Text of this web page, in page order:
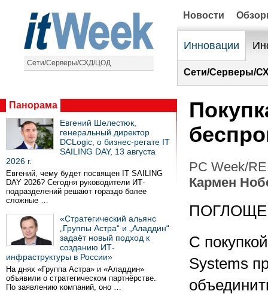
Сети/Серверы/СХД/ЦОД
Новости
Инновации
Сети/Серверы/
Панорама
Евгений Шелестюк,
генеральный директор
DCLogic, о бизнес-регате IT
SAILING DAY, 13 августа
2026 г.
Евгений, чему будет посвящен IT SAILING
DAY 2026? Сегодня руководители ИТ-
подразделений решают гораздо более
сложные …
«Стратегический альянс
„Группы Астра“ и „Аладдин“
задаёт новый подход к
созданию ИТ-
инфраструктуры в России»
На днях «Группа Астра» и «Аладдин»
объявили о стратегическом партнёрстве.
По заявлению компаний, оно …
PC Week/
Кармен
С
Systems